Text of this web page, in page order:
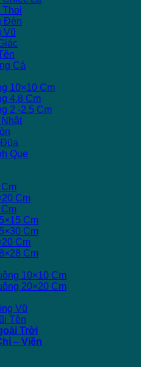
Thoi
Đèn
Vũ
Cá
10×10 Cm
4.8 Cm
2 -2.5 Cm
Que
Cm
Cm
Cm
Cm
Cm
10×10 Cm
20×20 Cm
Vũ
Tên
Trời
– Viền